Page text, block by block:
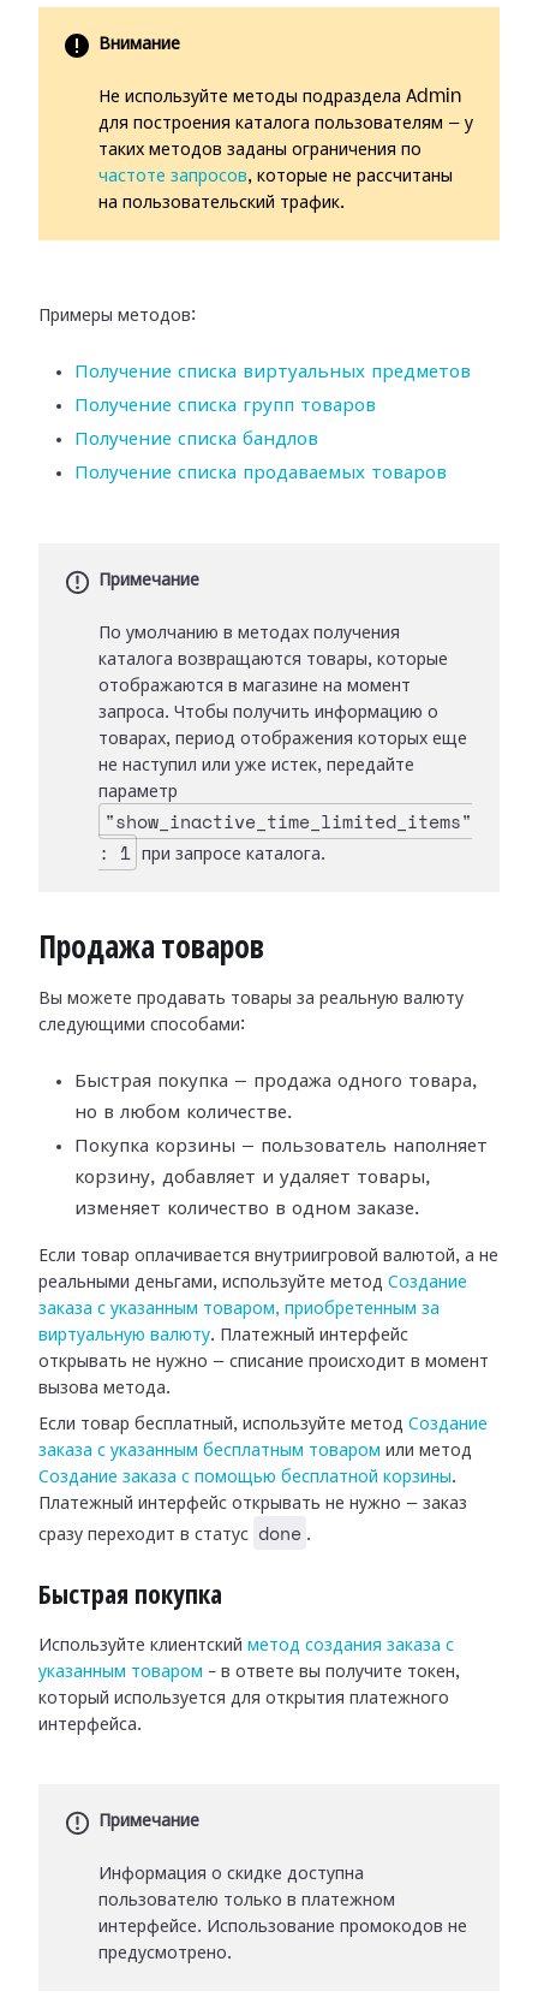
Внимание
Не используйте методы подраздела Admin
для построения каталога пользователям — у
таких методов заданы ограничения по
частоте запросов, которые не рассчитаны
на пользовательский трафик.
Примеры методов:
Получение списка виртуальных предметов
Получение списка групп товаров
Получение списка бандлов
Получение списка продаваемых товаров
Примечание
По умолчанию в методах получения
каталога возвращаются товары, которые
отображаются в магазине на момент
запроса. Чтобы получить информацию о
товарах, период отображения которых еще
не наступил или уже истек, передайте
параметр
"show_inactive_time_limited_items"
: 1
при запросе каталога.
Продажа товаров
Вы можете продавать товары за реальную валюту
следующими способами:
Быстрая покупка — продажа одного товара,
но в любом количестве.
Покупка корзины — пользователь наполняет
корзину, добавляет и удаляет товары,
изменяет количество в одном заказе.
Если товар оплачивается внутриигровой валютой, а не
реальными деньгами, используйте метод Создание
заказа с указанным товаром, приобретенным за
виртуальную валюту. Платежный интерфейс
открывать не нужно — списание происходит в момент
вызова метода.
Если товар бесплатный, используйте метод Создание
заказа с указанным бесплатным товаром или метод
Создание заказа с помощью бесплатной корзины.
Платежный интерфейс открывать не нужно — заказ
сразу переходит в статус
done .
Быстрая покупка
Используйте клиентский метод создания заказа с
указанным товаром – в ответе вы получите токен,
который используется для открытия платежного
интерфейса.
Примечание
Информация о скидке доступна
пользователю только в платежном
интерфейсе. Использование промокодов не
предусмотрено.